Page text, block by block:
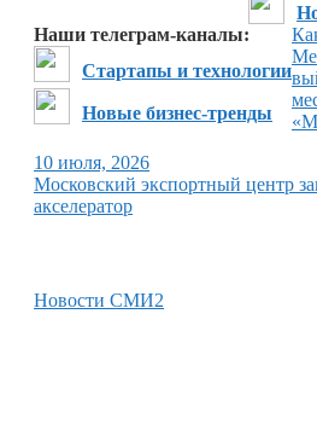
Наши телеграм-каналы:
Стартапы и технологии
Новые бизнес-тренды
10 июля, 2026
Московский экспортный центр
акселератор
Новости СМИ2